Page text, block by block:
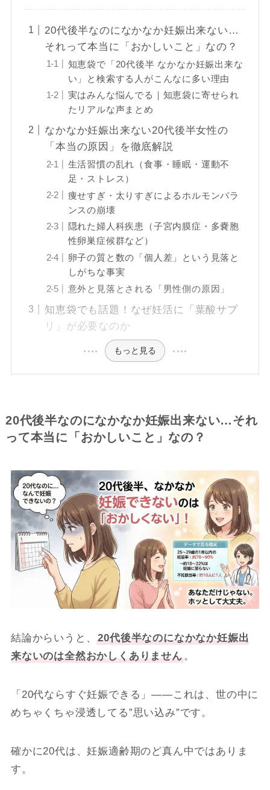
20代後半なのになかなか妊娠出来ない…
それって本当に「おかしいこと」なの？
知恵袋で「20代後半 なかなか妊娠出来な
い」と検索する人がこんなに多い理由
実はみんな悩んでる｜知恵袋に寄せられ
たリアルな声まとめ
なかなか妊娠出来ない20代後半女性の
「本当の原因」を徹底解説
生活習慣の乱れ（食事・睡眠・運動不
足・ストレス）
痩せすぎ・太りすぎによるホルモンバラ
ンスの崩壊
隠れた婦人科疾患（子宮内膜症・多嚢胞
性卵巣症候群など）
卵子の質と数の「個人差」という見落と
しがちな事実
意外と見落とされる「男性側の原因」
知恵袋でも話題！なぜ妊活に「葉酸サプ
リ」が必要なのか
もっと見る
20代後半なのになかなか妊娠出来ない…それ
って本当に「おかしいこと」なの？
結論からいうと、20代後半なのになかなか妊娠出
来ないのは全然おかしくありません。
「20代ならすぐ妊娠できる」——これは、世の中に
めちゃくちゃ浸透してる”思い込み”です。
確かに20代は、妊娠適齢期のど真ん中ではありま
す。